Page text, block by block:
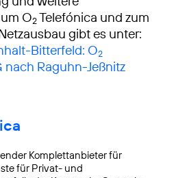
O2Telefónica und zum
gibt es unter:
Bitterfeld: O2
Raguhn-Jeßnitz
Komplettanbieter für
für Privat- und